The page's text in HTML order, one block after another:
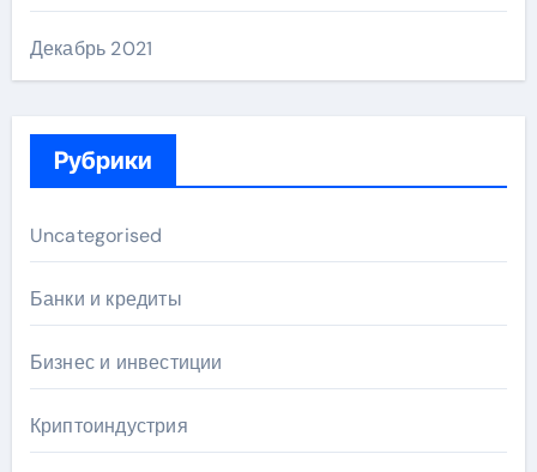
Декабрь 2021
Рубрики
Uncategorised
Банки и кредиты
Бизнес и инвестиции
Криптоиндустрия